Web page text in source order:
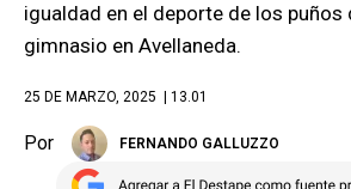
igualdad en el deporte de los puños
gimnasio en Avellaneda.
25 DE MARZO, 2025 | 13.01
Por FERNANDO GALLUZZO